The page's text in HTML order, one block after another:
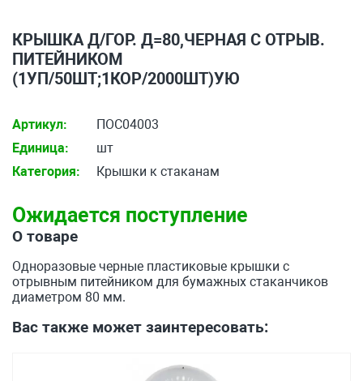
КРЫШКА Д/ГОР. Д=80,ЧЕРНАЯ С ОТРЫВ.
ПИТЕЙНИКОМ
(1УП/50ШТ;1КОР/2000ШТ)УЮ
Артикул:
ПОС04003
Единица:
шт
Категория:
Крышки к стаканам
Ожидается поступление
О товаре
Одноразовые черные пластиковые крышки с
отрывным питейником для бумажных стаканчиков
диаметром 80 мм.
Вас также может заинтересовать: